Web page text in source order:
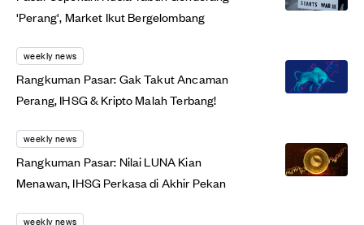
'Perang', Market Ikut Bergelombang
weekly news
Rangkuman Pasar: Gak Takut Ancaman
Perang, IHSG & Kripto Malah Terbang!
weekly news
Rangkuman Pasar: Nilai LUNA Kian
Menawan, IHSG Perkasa di Akhir Pekan
weekly news